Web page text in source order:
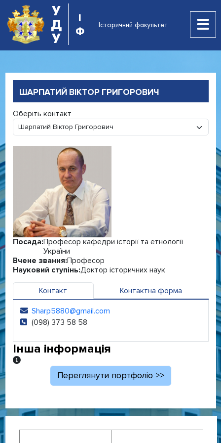
У
Д
У
І
Ф
Історичний факультет
ШАРПАТИЙ ВІКТОР ГРИГОРОВИЧ
Оберіть контакт
Посада:Професор кафедри історії та етнології
України
Вчене звання:Професор
Науковий ступінь:Доктор історичних наук
Контакт Контактна форма
Електронна адреса:
Sharp5880@gmail.com
Телефон:
(098) 373 58 58
Інша інформація
Інша інформація
Переглянути портфоліо >>